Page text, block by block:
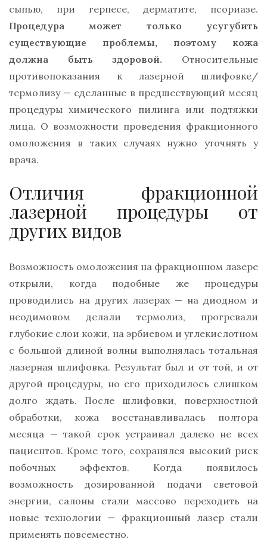
сыпью, при герпесе, дерматите, псориазе.
Процедура может только усугубить
существующие проблемы, поэтому кожа
должна быть здоровой. Относительные
противопоказания к лазерной шлифовке/
термолизу — сделанные в предшествующий месяц
процедуры химического пилинга или подтяжки
лица. О возможности проведения фракционного
омоложения в таких случаях нужно уточнять у
врача.
Отличия фракционной
лазерной процедуры от
других видов
Возможность омоложения на фракционном лазере
открыли, когда подобные же процедуры
проводились на других лазерах — на диодном и
неодимовом делали термолиз, прогревали
глубокие слои кожи, на эрбиевом и углекислотном
с большой длиной волны выполнялась тотальная
лазерная шлифовка. Результат был и от той, и от
другой процедуры, но его приходилось слишком
долго ждать. После шлифовки, поверхностной
обработки, кожа восстанавливалась полтора
месяца — такой срок устраивал далеко не всех
пациентов. Кроме того, сохранялся высокий риск
побочных эффектов. Когда появилось
возможность дозированной подачи световой
энергии, салоны стали массово переходить на
новые технологии — фракционный лазер стали
применять повсеместно.